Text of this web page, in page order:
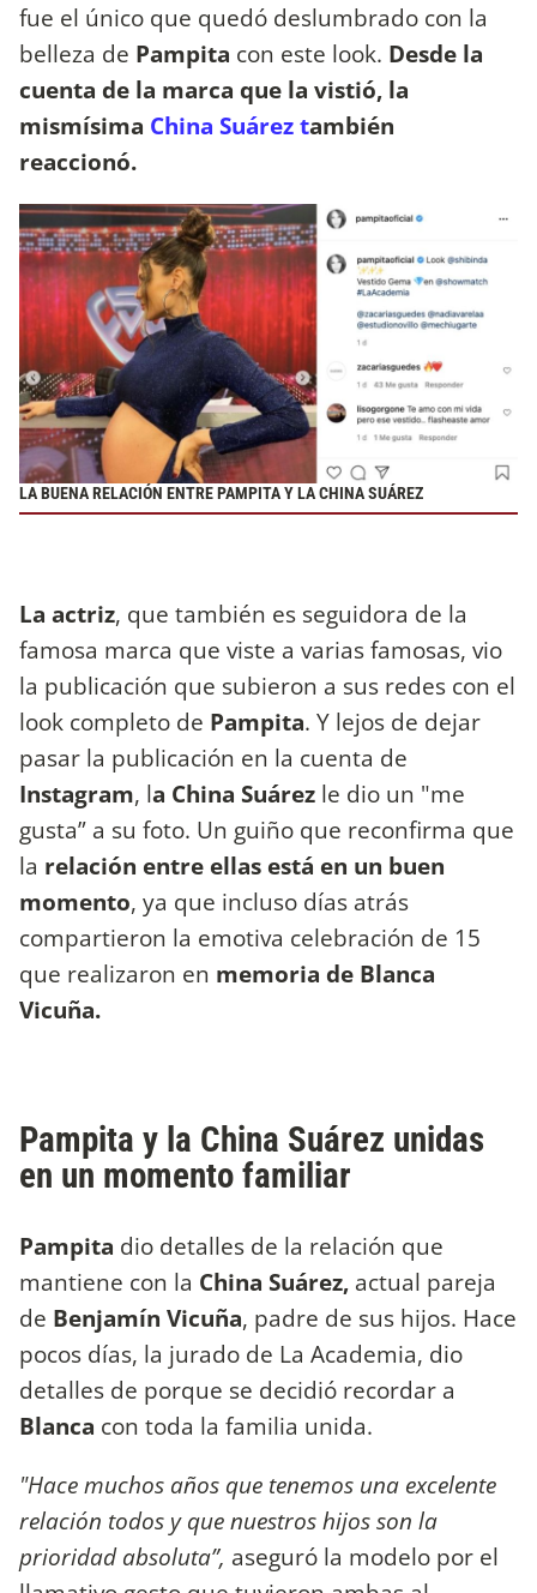
fue el único que quedó deslumbrado con la
belleza de Pampita con este look. Desde la
cuenta de la marca que la vistió, la
mismísima China Suárez también
reaccionó.
LA BUENA RELACIÓN ENTRE PAMPITA Y LA CHINA SUÁREZ
La actriz, que también es seguidora de la
famosa marca que viste a varias famosas, vio
la publicación que subieron a sus redes con el
look completo de Pampita. Y lejos de dejar
pasar la publicación en la cuenta de
Instagram, la China Suárez le dio un "me
gusta” a su foto. Un guiño que reconfirma que
la relación entre ellas está en un buen
momento, ya que incluso días atrás
compartieron la emotiva celebración de 15
que realizaron en memoria de Blanca
Vicuña.
Pampita y la China Suárez unidas
en un momento familiar
Pampita dio detalles de la relación que
mantiene con la China Suárez, actual pareja
de Benjamín Vicuña, padre de sus hijos. Hace
pocos días, la jurado de La Academia, dio
detalles de porque se decidió recordar a
Blanca con toda la familia unida.
"Hace muchos años que tenemos una excelente
relación todos y que nuestros hijos son la
prioridad absoluta”, aseguró la modelo por el